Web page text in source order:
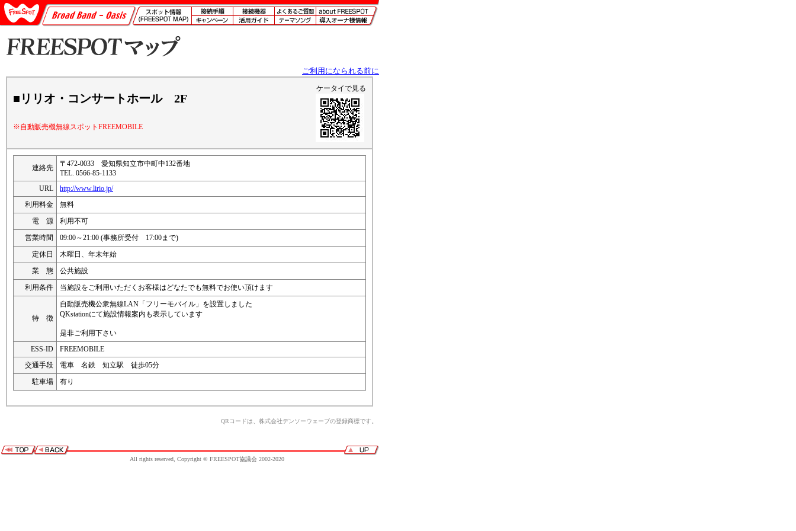
ご利用になられる前に
■リリオ・コンサートホール 2F
ケータイで見る
※自動販売機無線スポットFREEMOBILE
連絡先
〒472-0033 愛知県知立市中町中132番地
TEL. 0566-85-1133
URL
http://www.lirio.jp/
利用料金
無料
電 源
利用不可
営業時間
09:00～21:00 (事務所受付 17:00まで)
定休日
木曜日、年末年始
業 態
公共施設
利用条件
当施設をご利用いただくお客様はどなたでも無料でお使い頂けます
特 徴
自動販売機公衆無線LAN「フリーモバイル」を設置しました
QKstationにて施設情報案内も表示しています
是非ご利用下さい
ESS-ID
FREEMOBILE
交通手段
電車 名鉄 知立駅 徒歩05分
駐車場
有り
QRコードは、株式会社デンソーウェーブの登録商標です。
All rights reserved, Copyright © FREESPOT協議会 2002-2020